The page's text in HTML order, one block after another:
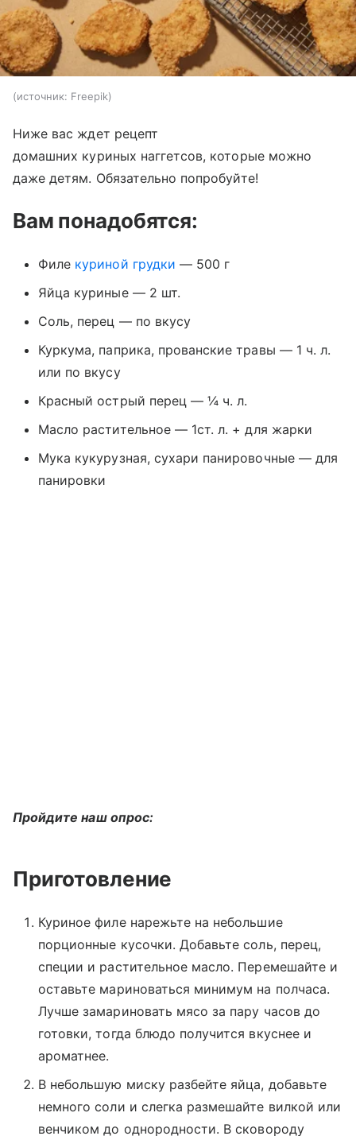
источник: Freepik
Ниже вас ждет рецепт
домашних куриных наггетсов, которые можно
даже детям. Обязательно попробуйте!
Вам понадобятся:
Филе куриной грудки — 500 г
Яйца куриные — 2 шт.
Соль, перец — по вкусу
Куркума, паприка, прованские травы — 1 ч. л.
или по вкусу
Красный острый перец — ¼ ч. л.
Масло растительное — 1ст. л. + для жарки
Мука кукурузная, сухари панировочные — для
панировки
Пройдите наш опрос:
Приготовление
Куриное филе нарежьте на небольшие
порционные кусочки. Добавьте соль, перец,
специи и растительное масло. Перемешайте и
оставьте мариноваться минимум на полчаса.
Лучше замариновать мясо за пару часов до
готовки, тогда блюдо получится вкуснее и
ароматнее.
В небольшую миску разбейте яйца, добавьте
немного соли и слегка размешайте вилкой или
венчиком до однородности. В сковороду